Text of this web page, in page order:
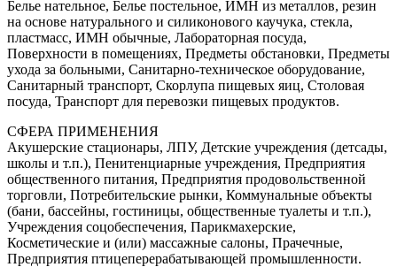
Белье нательное, Белье постельное, ИМН из металлов, резин
на основе натурального и силиконового каучука, стекла,
пластмасс, ИМН обычные, Лабораторная посуда,
Поверхности в помещениях, Предметы обстановки, Предметы
ухода за больными, Санитарно-техническое оборудование,
Санитарный транспорт, Скорлупа пищевых яиц, Столовая
посуда, Транспорт для перевозки пищевых продуктов.
СФЕРА ПРИМЕНЕНИЯ
Акушерские стационары, ЛПУ, Детские учреждения (детсады,
школы и т.п.), Пенитенциарные учреждения, Предприятия
общественного питания, Предприятия продовольственной
торговли, Потребительские рынки, Коммунальные объекты
(бани, бассейны, гостиницы, общественные туалеты и т.п.),
Учреждения соцобеспечения, Парикмахерские,
Косметические и (или) массажные салоны, Прачечные,
Предприятия птицеперерабатывающей промышленности.